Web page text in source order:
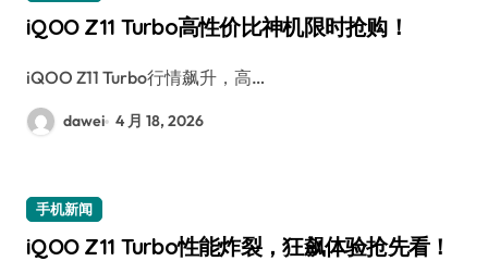
iQOO Z11 Turbo高性价比神机限时抢购！
iQOO Z11 Turbo行情飙升，高…
dawei 4 月 18, 2026
手机新闻
iQOO Z11 Turbo性能炸裂，狂飙体验抢先看！